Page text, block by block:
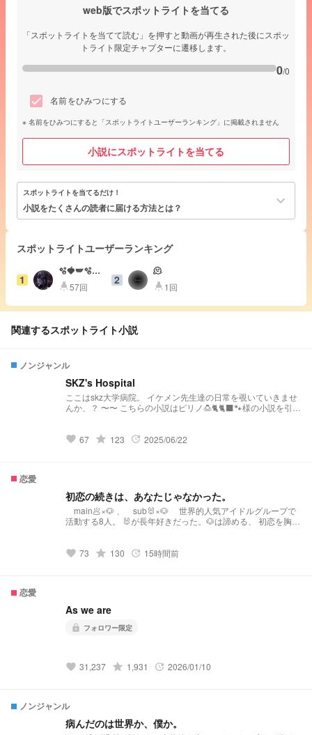
web版でスポットライトを当てる
「スポットライトを当てて読む」を押すと動画が再生された後にスポッ
トライト限定チャプターに遷移します。
0/0
名前をひみつにする
名前をひみつにすると「スポットライトユーザーランキング」に掲載されません
小説にスポットライトを当てる
スポットライトを当てるだけ！
小説をたくさんの読者に届ける方法とは？ keyboard_arrow_down
スポットライトユーザーランキング
1
🫧🍓🪽🫧🛹
💞ゆいぴー
👑🎀🐣‪ ❄️🥀
highlight57回 2
🫠
highlight 1回
関連するスポットライト小説
ノンジャンル
SKZ's Hospital
ここはskz大学病院。 イケメン先生達の日常を覗いていきませ
んか、？ 〜〜 こちらの小説はピリノ🍮🐈🐈‍⬛🐾様の小説を引き
体調不良から診察まで…… 基本的にどんなリクエストもお待
favorite 67 grade 123 update 2025/06/22
恋愛
初恋の続きは、あなたじゃなかった。
main🥟×🐶 、 sub🐰×🐶 世界的人気アイドルグループで
活動する8人。 🐰が長年好きだった。🐶は諦める、 初恋を胸に
ずだった ーーー "恋"だった。 そんな親友の距離から恋に
favorite 73 grade 130 update 15時間前
恋愛
As we are
lock フォロワー限定
favorite 31,237 grade 1,931 update 2026/01/10
ノンジャンル
病んだのは世界か、僕か。